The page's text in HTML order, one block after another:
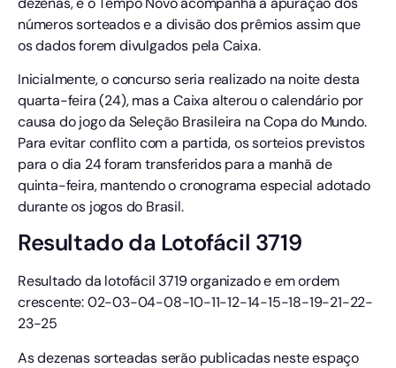
números sorteados e a divisão dos prêmios assim que
os dados forem divulgados pela Caixa.
Inicialmente, o concurso seria realizado na noite desta
quarta-feira (24), mas a Caixa alterou o calendário por
causa do jogo da Seleção Brasileira na Copa do Mundo.
Para evitar conflito com a partida, os sorteios previstos
para o dia 24 foram transferidos para a manhã de
quinta-feira, mantendo o cronograma especial adotado
durante os jogos do Brasil.
Resultado da Lotofácil 3719
Resultado da lotofácil 3719 organizado e em ordem
crescente: 02-03-04-08-10-11-12-14-15-18-19-21-22-
23-25
As dezenas sorteadas serão publicadas neste espaço